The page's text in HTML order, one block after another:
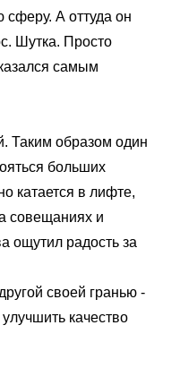
сферу. А оттуда он
Шутка. Просто
самым
Таким образом один
больших
катается в лифте,
совещаниях и
ощутил радость за
своей гранью -
качество